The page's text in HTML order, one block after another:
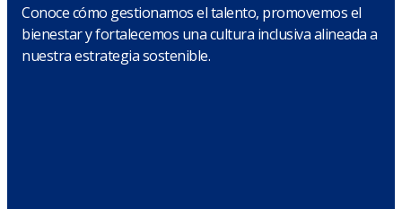
Conoce cómo gestionamos el talento, promovemos el
bienestar y fortalecemos una cultura inclusiva alineada a
nuestra estrategia sostenible.